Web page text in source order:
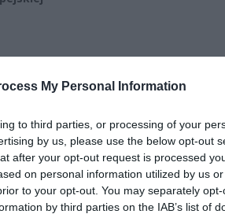
My Personal Information
to third parties, or processing of your
by us, please use the below opt-out
after your opt-out request is processed
on personal information utilized by us
to your opt-out. You may separately
by third parties on the IAB’s list of
Air fryer tańszy aż o 150 zł, a to
rodzin. ZUS wypłacił już 173 mln